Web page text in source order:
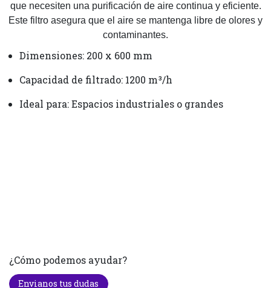
que necesiten una purificación de aire continua y eficiente.
Este filtro asegura que el aire se mantenga libre de olores y
contaminantes.
Dimensiones: 200 x 600 mm
Capacidad de filtrado: 1200 m³/h
Ideal para: Espacios industriales o grandes
¿Cómo podemos ayudar?
Envianos tus dudas